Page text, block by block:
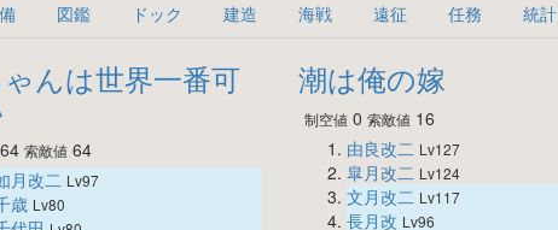
図鑑 ドック 建造 海戦 遠征 任務 統計
んは世界一番可
索敵値64
月改二 Lv97
歳 Lv80
潮は俺の嫁
制空値 0 索敵値 16
由良改二 Lv127
皐月改二 Lv124
文月改二 Lv117
長月改 Lv96